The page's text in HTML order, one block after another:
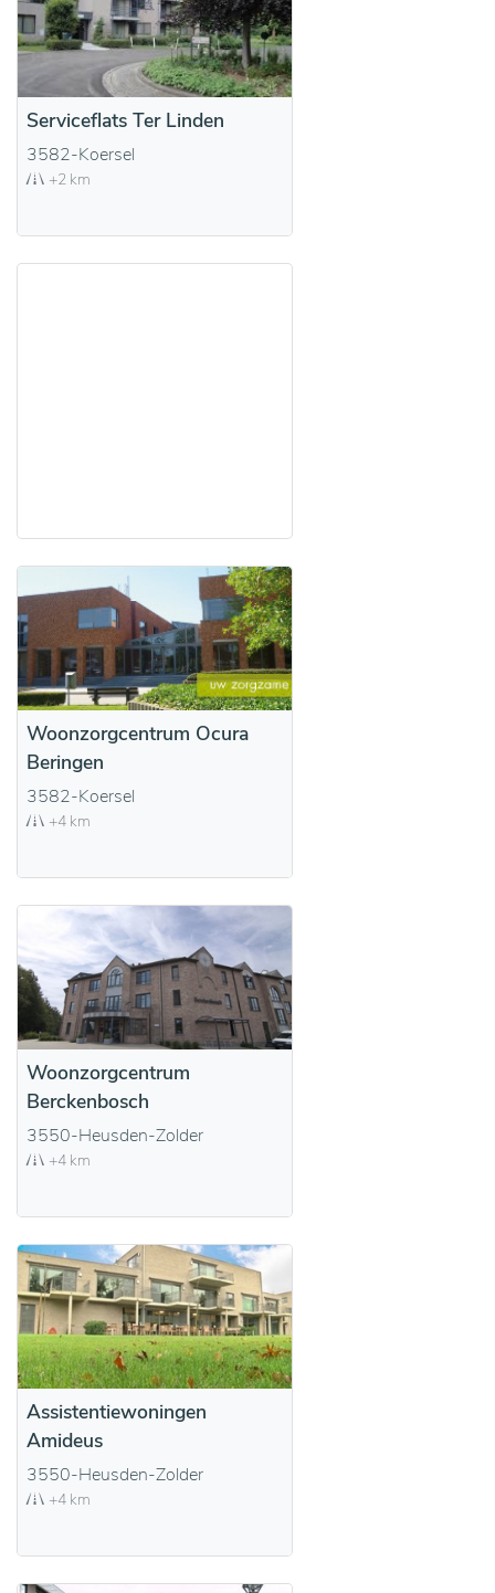
Serviceflats Ter Linden
3582-Koersel
+2 km
Woonzorgcentrum Ocura
Beringen
3582-Koersel
+4 km
Woonzorgcentrum
Berckenbosch
3550-Heusden-Zolder
+4 km
Assistentiewoningen
Amideus
3550-Heusden-Zolder
+4 km